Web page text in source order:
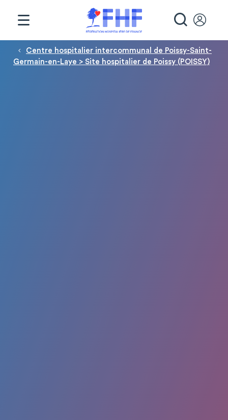
Fil d'Ariane
Centre hospitalier intercommunal de Poissy-Saint-
Germain-en-Laye > Site hospitalier de Poissy (POISSY)
Panneau de gestion des cookies